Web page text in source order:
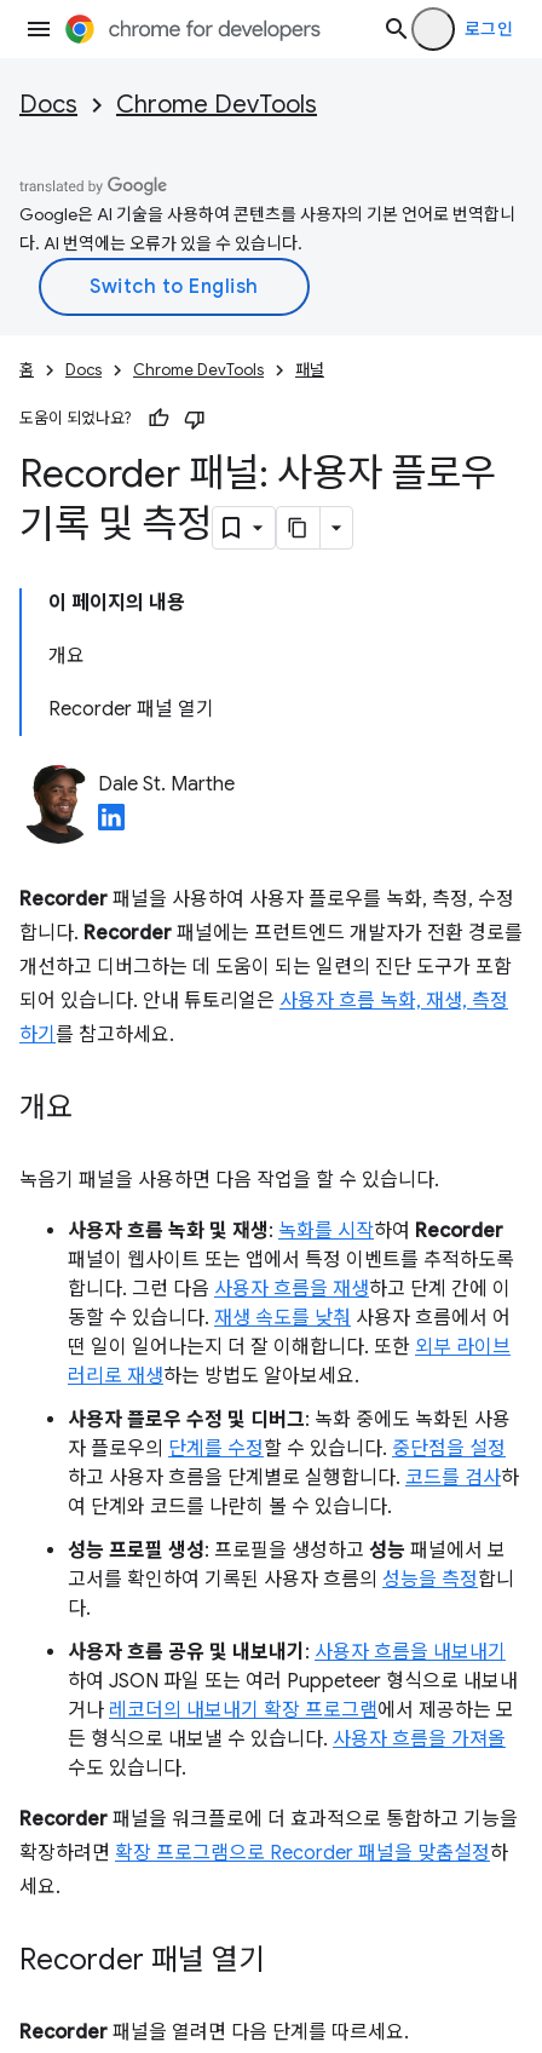
로그인
Docs Chrome DevTools
Google은 AI 기술을 사용하여 콘텐츠를 사용자의 기본 언어로 번역합니
다. AI 번역에는 오류가 있을 수 있습니다.
홈 Docs Chrome DevTools 패널
도움이 되었나요?
Recorder 패널: 사용자 플로우
기록 및 측정
이 페이지의 내용
개요
Recorder 패널 열기
Dale St. Marthe
Recorder 패널을 사용하여 사용자 플로우를 녹화, 측정, 수정
합니다. Recorder 패널에는 프런트엔드 개발자가 전환 경로를
개선하고 디버그하는 데 도움이 되는 일련의 진단 도구가 포함
되어 있습니다. 안내 튜토리얼은 사용자 흐름 녹화, 재생, 측정
하기 를 참고하세요.
개요
녹음기 패널을 사용하면 다음 작업을 할 수 있습니다.
사용자 흐름 녹화 및 재생: 녹화를 시작하여 Recorder
패널이 웹사이트 또는 앱에서 특정 이벤트를 추적하도록
합니다. 그런 다음 사용자 흐름을 재생하고 단계 간에 이
동할 수 있습니다. 재생 속도를 낮춰 사용자 흐름에서 어
떤 일이 일어나는지 더 잘 이해합니다. 또한 외부 라이브
러리로 재생하는 방법도 알아보세요.
사용자 플로우 수정 및 디버그: 녹화 중에도 녹화된 사용
자 플로우의 단계를 수정할 수 있습니다. 중단점을 설정
하고 사용자 흐름을 단계별로 실행합니다. 코드를 검사하
여 단계와 코드를 나란히 볼 수 있습니다.
성능 프로필 생성: 프로필을 생성하고 성능 패널에서 보
고서를 확인하여 기록된 사용자 흐름의 성능을 측정합니
다.
사용자 흐름 공유 및 내보내기 : 사용자 흐름을 내보내기
하여 JSON 파일 또는 여러 Puppeteer 형식으로 내보내
거나 레코더의 내보내기 확장 프로그램에서 제공하는 모
든 형식으로 내보낼 수 있습니다. 사용자 흐름을 가져올
수도 있습니다.
Recorder 패널을 워크플로에 더 효과적으로 통합하고 기능을
확장하려면 확장 프로그램으로 Recorder 패널을 맞춤설정하
세요.
Recorder 패널 열기
Recorder 패널을 열려면 다음 단계를 따르세요.